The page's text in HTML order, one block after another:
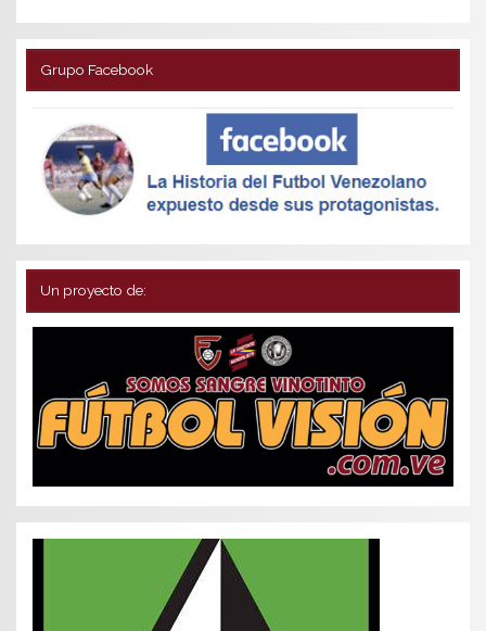
Grupo Facebook
Un proyecto de: